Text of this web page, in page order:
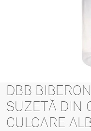
DBB
SUZETĂ DIN
CULOARE